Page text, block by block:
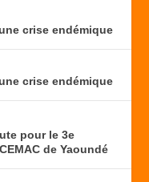
crise endémique
crise endémique
pour le 3e
de Yaoundé